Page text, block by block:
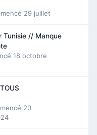
29 juillet
Tunisie // Manque
18 octobre
20